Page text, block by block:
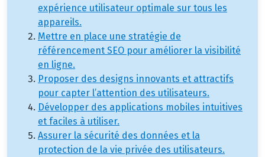
expérience utilisateur optimale sur tous les
appareils.
Mettre en place une stratégie de
référencement SEO pour améliorer la visibilité
en ligne.
Proposer des designs innovants et attractifs
pour capter l’attention des utilisateurs.
Développer des applications mobiles intuitives
et faciles à utiliser.
Assurer la sécurité des données et la
protection de la vie privée des utilisateurs.